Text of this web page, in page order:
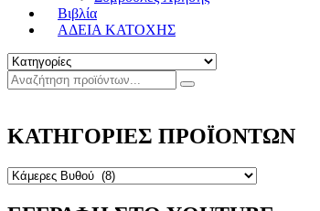
Βιβλία
ΑΔΕΙΑ ΚΑΤΟΧΗΣ
ΚΑΤΗΓΟΡΙΕΣ ΠΡΟΪΟΝΤΩΝ